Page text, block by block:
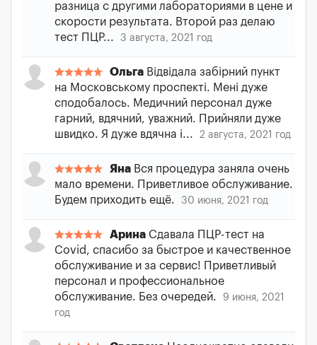
разница с другими лабораториями в цене и
скорости результата. Второй раз делаю
тест ПЦР...
3 августа, 2021 год
Ольга Відвідала забірний пункт
на Московському проспекті. Мені дуже
сподобалось. Медичний персонал дуже
гарний, вдячний, уважний. Прийняли дуже
швидко. Я дуже вдячна і...
2 августа, 2021 год
Яна Вся процедура заняла очень
мало времени. Приветливое обслуживание.
Будем приходить ещё.
30 июня, 2021 год
Арина Сдавала ПЦР-тест на
Covid, спасибо за быстрое и качественное
обслуживание и за сервис! Приветливый
персонал и профессиональное
обслуживание. Без очередей.
9 июня, 2021
год